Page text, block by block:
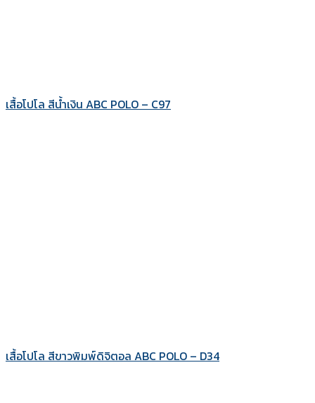
เสื้อโปโล สีน้ำเงิน ABC POLO – C97
เสื้อโปโล สีขาวพิมพ์ดิจิตอล ABC POLO – D34